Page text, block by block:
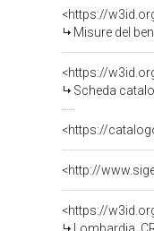
<https://
Misure del
<https://
Scheda
<https://
<http://
<https://